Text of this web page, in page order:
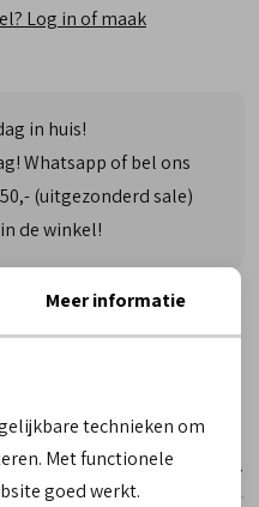
Log in of maak
in huis!
Whatsapp of bel ons
(uitgezonderd sale)
de winkel!
Meer informatie
technieken om
Met functionele
goed werkt.